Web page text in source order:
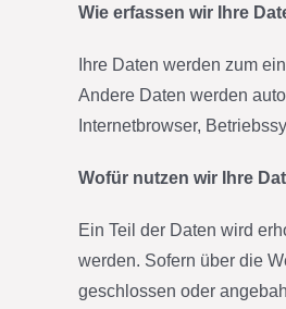
Wie erfassen wir Ihre
Ihre Daten werden zum
Andere Daten werden
Internetbrowser,
Wofür nutzen wir Ihre
Ein Teil der Daten wird
werden. Sofern über die
geschlossen oder